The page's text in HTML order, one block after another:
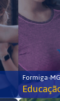
Formiga-